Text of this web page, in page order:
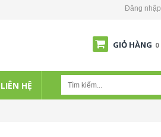
Đăng nhập
GIỎ HÀNG 0
LIÊN HỆ